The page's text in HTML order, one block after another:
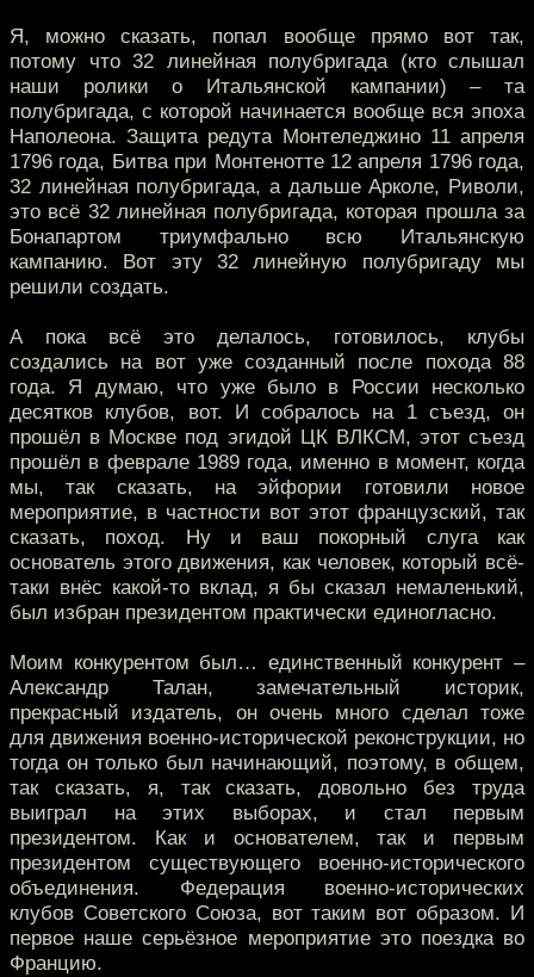
Я, можно сказать, попал вообще прямо вот так,
потому что 32 линейная полубригада (кто слышал
наши ролики о Итальянской кампании) – та
полубригада, с которой начинается вообще вся эпоха
Наполеона. Защита редута Монтеледжино 11 апреля
1796 года, Битва при Монтенотте 12 апреля 1796 года,
32 линейная полубригада, а дальше Арколе, Риволи,
это всё 32 линейная полубригада, которая прошла за
Бонапартом триумфально всю Итальянскую
кампанию. Вот эту 32 линейную полубригаду мы
решили создать.
А пока всё это делалось, готовилось, клубы
создались на вот уже созданный после похода 88
года. Я думаю, что уже было в России несколько
десятков клубов, вот. И собралось на 1 съезд, он
прошёл в Москве под эгидой ЦК ВЛКСМ, этот съезд
прошёл в феврале 1989 года, именно в момент, когда
мы, так сказать, на эйфории готовили новое
мероприятие, в частности вот этот французский, так
сказать, поход. Ну и ваш покорный слуга как
основатель этого движения, как человек, который всё-
таки внёс какой-то вклад, я бы сказал немаленький,
был избран президентом практически единогласно.
Моим конкурентом был… единственный конкурент –
Александр Талан, замечательный историк,
прекрасный издатель, он очень много сделал тоже
для движения военно-исторической реконструкции, но
тогда он только был начинающий, поэтому, в общем,
так сказать, я, так сказать, довольно без труда
выиграл на этих выборах, и стал первым
президентом. Как и основателем, так и первым
президентом существующего военно-исторического
объединения. Федерация военно-исторических
клубов Советского Союза, вот таким вот образом. И
первое наше серьёзное мероприятие это поездка во
Францию.